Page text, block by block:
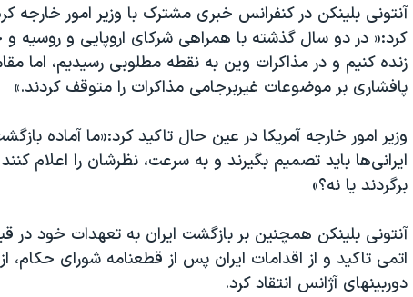
آنتونی بلینکن در کنفرانس خبری مشترک با وزیر امور
کرد:« در دو سال گذشته با همراهی شرکای اروپایی و روسیه و
زنده کنیم و در مذاکرات وین به نقطه مطلوبی رسیدیم، اما
پافشاری بر موضوعات غیربرجامی مذاکرات را متوقف کردند.»
وزیر امور خارجه آمریکا در عین حال تاکید کرد:«ما آماده
ایرانی‌ها باید تصمیم بگیرند و به سرعت، نظرشان را اعلام
برگردند یا نه؟»
آنتونی بلینکن همچنین بر بازگشت ایران به تعهدات خود در
اتمی تاکید و از اقدامات ایران پس از قطعنامه شورای حکام،
دوربینهای آژانس انتقاد کرد.